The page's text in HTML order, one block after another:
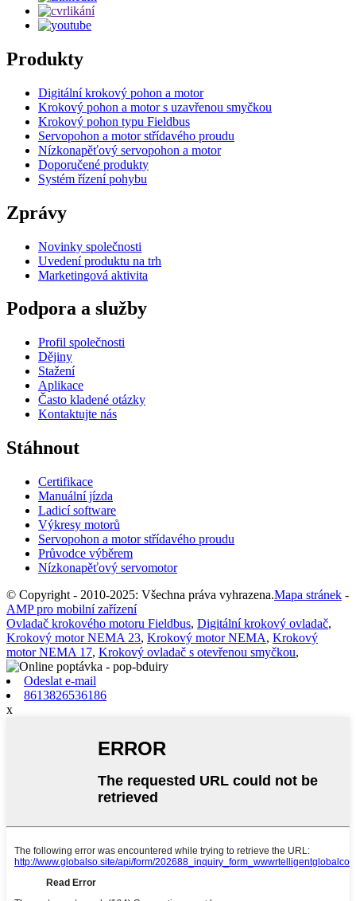
Produkty
Digitální krokový pohon a motor
Krokový pohon a motor s uzavřenou smyčkou
Krokový pohon typu Fieldbus
Servopohon a motor střídavého proudu
Nízkonapěťový servopohon a motor
Doporučené produkty
Systém řízení pohybu
Zprávy
Novinky společnosti
Uvedení produktu na trh
Marketingová aktivita
Podpora a služby
Profil společnosti
Dějiny
Stažení
Aplikace
Často kladené otázky
Kontaktujte nás
Stáhnout
Certifikace
Manuální jízda
Ladicí software
Výkresy motorů
Servopohon a motor střídavého proudu
Průvodce výběrem
Nízkonapěťový servomotor
© Copyright - 2010-2025: Všechna práva vyhrazena.Mapa stránek -
AMP pro mobilní zařízení
Ovladač krokového motoru Fieldbus, Digitální krokový ovladač,
Krokový motor NEMA 23, Krokový motor NEMA, Krokový
motor NEMA 17, Krokový ovladač s otevřenou smyčkou,
Odeslat e-mail
8613826536186
x